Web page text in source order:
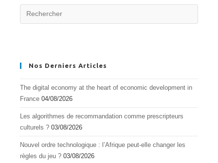
Nos Derniers Articles
The digital economy at the heart of economic development in
France 04/08/2026
Les algorithmes de recommandation comme prescripteurs
culturels ? 03/08/2026
Nouvel ordre technologique : l’Afrique peut-elle changer les
règles du jeu ? 03/08/2026